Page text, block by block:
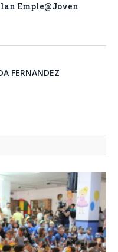
Emple@Joven
FERNANDEZ